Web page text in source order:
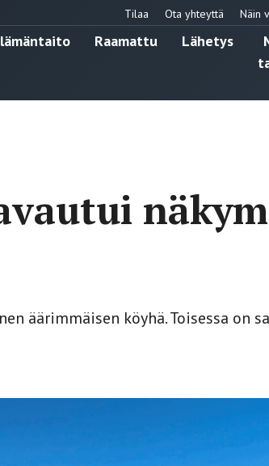
Tilaa Ota yhteyttä Näin
Raamattu Lähetys
äärimmäisen köyhä. Toisessa on